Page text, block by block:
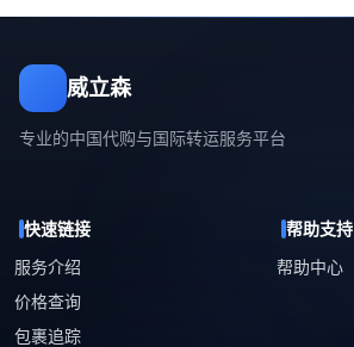
威立森
专业的中国代购与国际转运服务平台
快速链接
服务介绍
价格查询
包裹追踪
帮助支持
帮助中心